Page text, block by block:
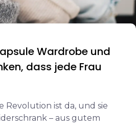
Wardrobe und
dass jede Frau
Revolution ist da, und sie
– aus gutem